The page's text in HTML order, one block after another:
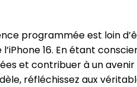
programmée est loin
16. En étant
et contribuer à un
réfléchissez aux